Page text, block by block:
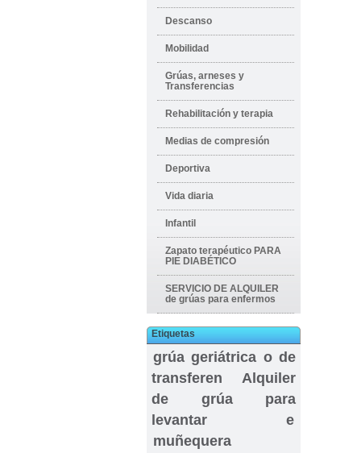
Descanso
Mobilidad
Grúas, arneses y
Transferencias
Rehabilitación y terapia
Medias de compresión
Deportiva
Vida diaria
Infantil
Zapato terapéutico PARA
PIE DIABÉTICO
SERVICIO DE ALQUILER
de grúas para enfermos
Etiquetas
grúa geriátrica o de
transferen
Alquiler
de grúa para
levantar e
muñequera